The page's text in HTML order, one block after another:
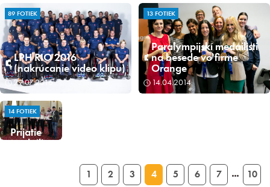
89 FOTIEK
LPH RIO 2016
(nakrúcanie video klipu)
29.07.2016
13 FOTIEK
Paralympijskí medailisti
na besede vo firme
Orange
14.04.2014
14 FOTIEK
Prijatie
medailistov
1 2 3 4 5 6 7 … 10